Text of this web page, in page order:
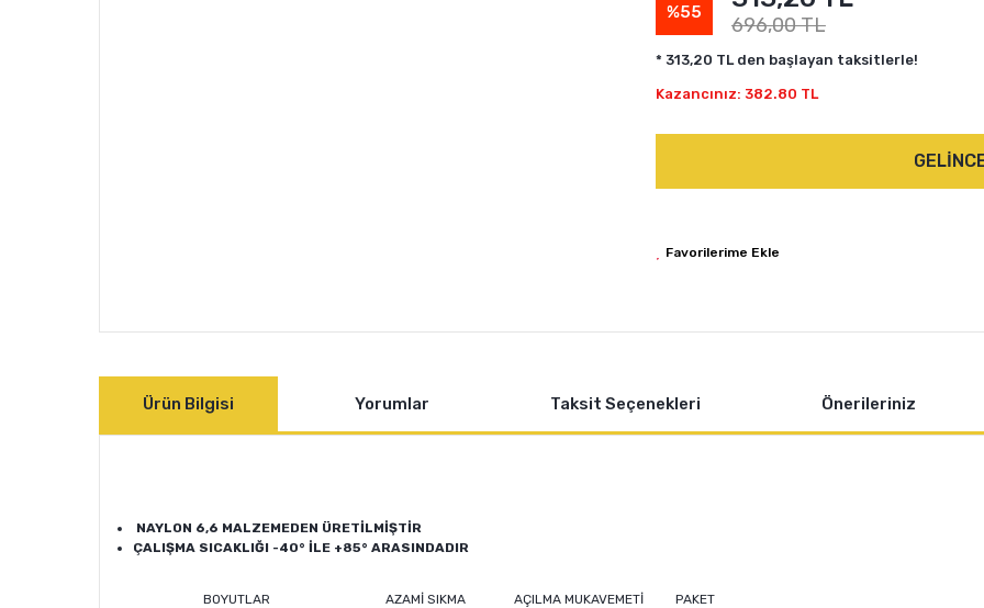
%55
696,00 TL
* 313,20 TL den başlayan taksitlerle!
Kazancınız: 382.80 TL
Ürün Bilgisi Yorumlar Taksit Seçenekleri Önerileriniz
NAYLON 6,6 MALZEMEDEN ÜRETİLMİŞTİR
ÇALIŞMA SICAKLIĞI -40° İLE +85° ARASINDADIR
BOYUTLAR AZAMİ SIKMA AÇILMA MUKAVEMETİ
PAKET